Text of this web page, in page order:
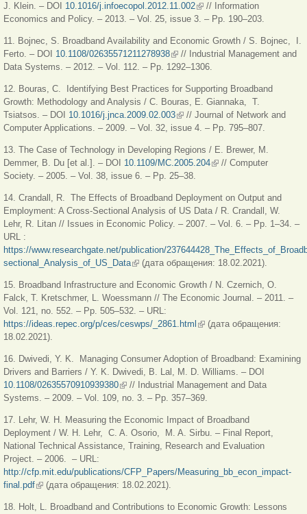
J. Klein. – DOI 10.1016/j.infoecopol.2012.11.002(внешняя ссылка)
// Information
Economics and Policy. – 2013. – Vol. 25, issue 3. – Pp. 190–203.
11. Bojnec, S. Broadband Availability and Economic Growth / S. Bojnec, I.
Ferto. – DOI 10.1108/02635571211278938(внешняя ссылка)
// Industrial Management and
Data Systems. – 2012. – Vol. 112. – Pp. 1292–1306.
12. Bouras, C. Identifying Best Practices for Supporting Broadband
Growth: Methodology and Analysis / C. Bouras, E. Giannaka, T.
Tsiatsos. – DOI 10.1016/j.jnca.2009.02.003(внешняя ссылка)
// Journal of Network and
Computer Applications. – 2009. – Vol. 32, issue 4. – Pp. 795–807.
13. The Case of Technology in Developing Regions / E. Brewer, M.
Demmer, B. Du [et al.]. – DOI 10.1109/MC.2005.204(внешняя ссылка)
// Computer
Society. – 2005. – Vol. 38, issue 6. – Pp. 25–38.
14. Crandall, R. The Effects of Broadband Deployment on Output and
Employment: A Cross-Sectional Analysis of US Data / R. Crandall, W.
Lehr, R. Litan // Issues in Economic Policy. – 2007. – Vol. 6. – Pp. 1–34. –
URL :
https://www.researchgate.net/publication/
sectional_Analysis_of_US_Data(внешняя ссылка)
(дата обращения: 18.02.2021).
15. Broadband Infrastructure and Economic Growth / N. Czernich, O.
Falck, T. Kretschmer, L. Woessmann // The Economic Journal. – 2011. –
Vol. 121, no. 552. – Pp. 505–532. – URL:
https://ideas.repec.org/p/ces/ceswps/_2861.html (внешняя ссылка)
(дата обращения:
18.02.2021).
16. Dwivedi, Y. K. Managing Consumer Adoption of Broadband: Examining
Drivers and Barriers / Y. K. Dwivedi, B. Lal, M. D. Williams. – DOI
10.1108/02635570910939380(внешняя ссылка)
// Industrial Management and Data
Systems. – 2009. – Vol. 109, no. 3. – Pp. 357–369.
17. Lehr, W. H. Measuring the Economic Impact of Broadband
Deployment / W. H. Lehr, C. A. Osorio, M. A. Sirbu. – Final Report,
National Technical Assistance, Training, Research and Evaluation
Project. – 2006. – URL:
http://cfp.mit.edu/publications/CFP_Papers/Measuring_bb_econ_impact-
final.pdf(внешняя ссылка)
(дата обращения: 18.02.2021).
18. Holt, L. Broadband and Contributions to Economic Growth: Lessons